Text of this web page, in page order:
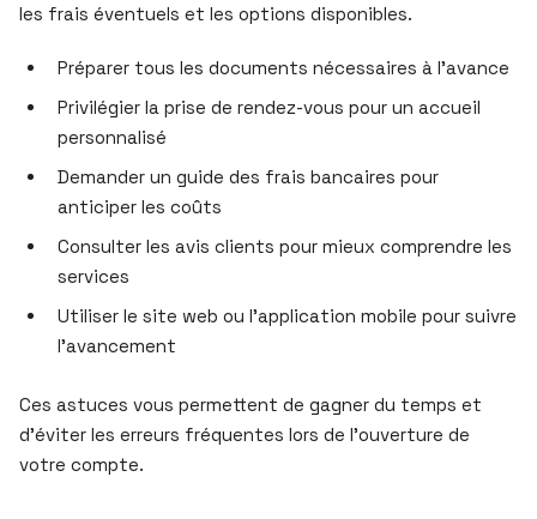
les frais éventuels et les options disponibles.
Préparer tous les documents nécessaires à l’avance
Privilégier la prise de rendez-vous pour un accueil
personnalisé
Demander un guide des frais bancaires pour
anticiper les coûts
Consulter les avis clients pour mieux comprendre les
services
Utiliser le site web ou l’application mobile pour suivre
l’avancement
Ces astuces vous permettent de gagner du temps et
d’éviter les erreurs fréquentes lors de l’ouverture de
votre compte.